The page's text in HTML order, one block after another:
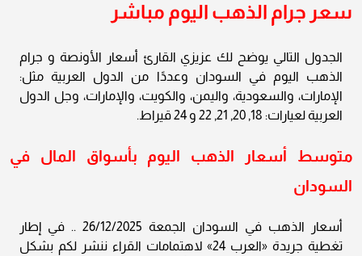
سعر جرام الذهب اليوم مباشر
الجدول التالي يوضح لك عزيزي القارئ أسعار الأونصة و جرام
الذهب اليوم في السودان وعددًا من الدول العربية مثل:
الإمارات، والسعودية، واليمن، والكويت، والإمارات، وجل الدول
العربية لعيارات: 18, 20, 21, 22 و 24 قيراط.
متوسط أسعار الذهب اليوم بأسواق المال في
السودان
أسعار الذهب في السودان الجمعة 26/12/2025 .. في إطار
تغطية جريدة «العرب 24» لاهتمامات القراء ننشر لكم بشكل